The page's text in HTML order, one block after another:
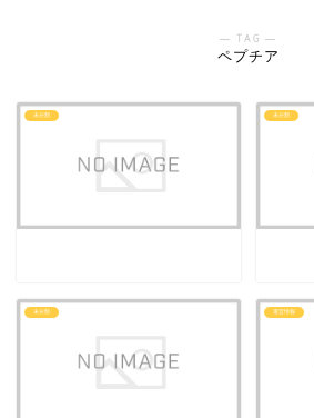
― TAG ―
ペプチア
未分類 未分類
未分類 運営情報